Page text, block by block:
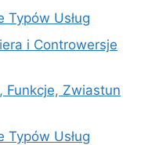
Typów Usług
i Controwersje
Funkcje, Zwiastun
Typów Usług